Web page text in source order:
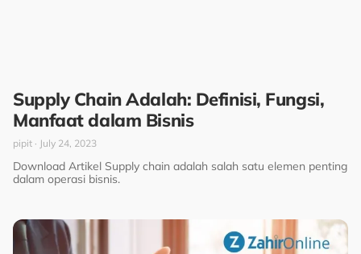
Supply Chain Adalah: Definisi, Fungsi,
Manfaat dalam Bisnis
pipit July 24, 2023
Download Artikel Supply chain adalah salah satu elemen penting
dalam operasi bisnis.